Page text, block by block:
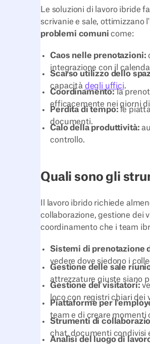
Le soluzioni di lavoro ibride
scrivanie e sale, ottimizzano
problemi comuni come:
Caos nelle prenotazioni:
integrazione con il
Scarso utilizzo dello
capacità degli uffici.
Coordinamento:la
efficacemente nei giorni di
Perdita di tempo: le
documenti.
Calo della produttività:
controllo.
Quali sono gli
Il lavoro ibrido richiede
collaborazione, gestione dei
coordinamento che i team
Sistemi di prenotazione
vedere dove siedono i
Gestione delle sale
attrezzature giuste siano
Gestione dei visitatori:
loco con registri chiari dei
Piattaforme per
team e di creare momenti
Strumenti di
chat, documenti condivisi
Analisi del luogo di